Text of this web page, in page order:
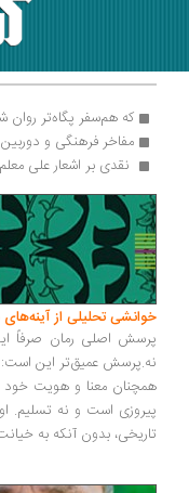
که هم‌سفر پگاه‌تر روان
مفاخر فرهنگی و دوربین
نقدی بر اشعار علی
خوانشی تحلیلی از
پرسش اصلی رمان صرفاً
نه.پرسش عمیق‌تر این
همچنان معنا و هویت خود
پیروزی است و نه تسلیم.
تاریخی، بدون آنکه به